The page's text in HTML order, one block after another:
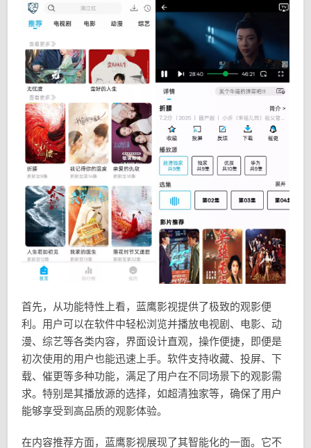
首先，从功能特性上看，蓝鹰影视提供了极致的观影便
利。用户可以在软件中轻松浏览并播放电视剧、电影、动
漫、综艺等各类内容，界面设计直观，操作便捷，即便是
初次使用的用户也能迅速上手。软件支持收藏、投屏、下
载、催更等多种功能，满足了用户在不同场景下的观影需
求。特别是其播放源的选择，如超清独家等，确保了用户
能够享受到高品质的观影体验。
在内容推荐方面，蓝鹰影视展现了其智能化的一面。它不